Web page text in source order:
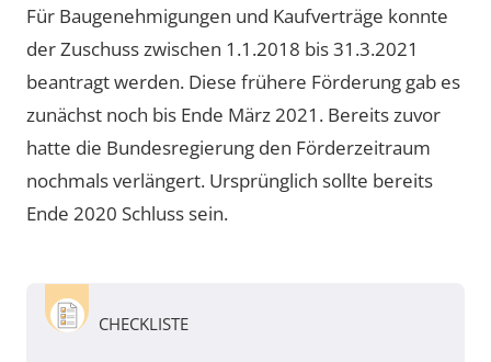
Für Baugenehmigungen und Kaufverträge konnte
der Zuschuss zwischen 1.1.2018 bis 31.3.2021
beantragt werden. Diese frühere Förderung gab es
zunächst noch bis Ende März 2021. Bereits zuvor
hatte die Bundesregierung den Förderzeitraum
nochmals verlängert. Ursprünglich sollte bereits
Ende 2020 Schluss sein.
CHECKLISTE